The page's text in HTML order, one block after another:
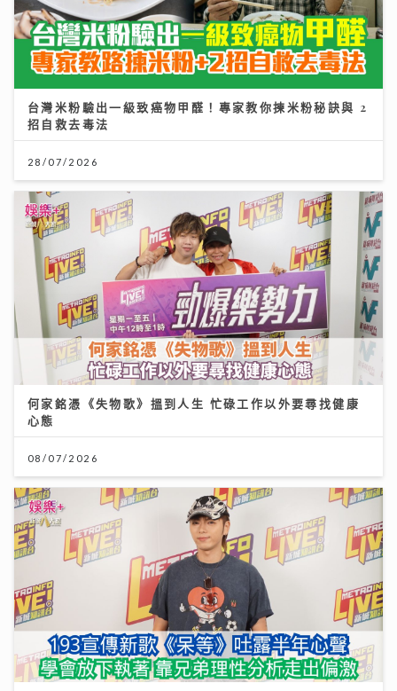
台灣米粉驗出一級致癌物甲醛！專家教你揀米粉秘訣與 2
招自救去毒法
28/07/2026
何家銘憑《失物歌》搵到人生 忙碌工作以外要尋找健康
心態
08/07/2026